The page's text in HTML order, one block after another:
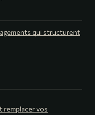
qui structurent
remplacer vos